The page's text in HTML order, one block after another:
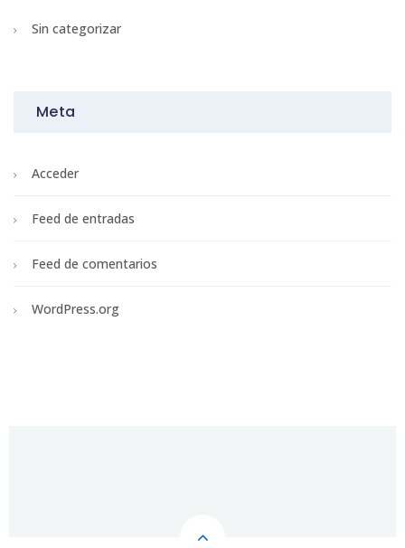
Sin categorizar
Meta
Acceder
Feed de entradas
Feed de comentarios
WordPress.org